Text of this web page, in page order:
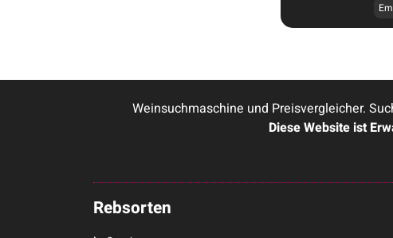
Weinsuchmaschine und Preisvergleicher.
Diese Website ist
Rebsorten